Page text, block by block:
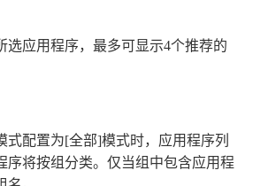
选应用程序，最多可显示4个推荐的
式配置为[全部]模式时，应用程序列
序将按组分类。仅当组中包含应用程